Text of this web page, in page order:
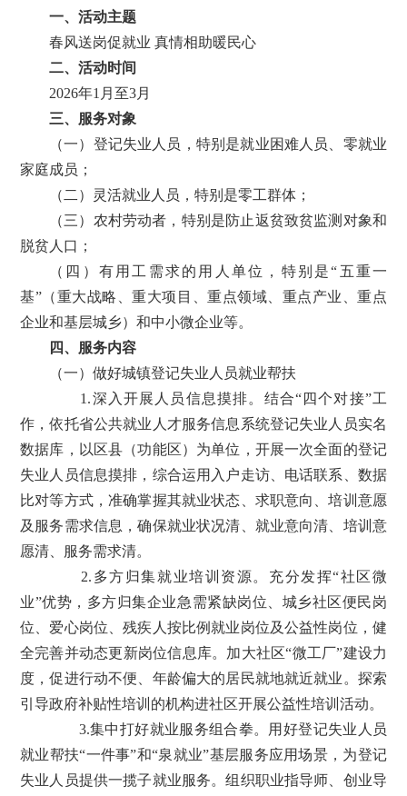
一、活动主题
春风送岗促就业 真情相助暖民心
二、活动时间
2026年1月至3月
三、服务对象
（一）登记失业人员，特别是就业困难人员、零就业
家庭成员；
（二）灵活就业人员，特别是零工群体；
（三）农村劳动者，特别是防止返贫致贫监测对象和
脱贫人口；
（四）有用工需求的用人单位，特别是“五重一
基”（重大战略、重大项目、重点领域、重点产业、重点
企业和基层城乡）和中小微企业等。
四、服务内容
（一）做好城镇登记失业人员就业帮扶
1.深入开展人员信息摸排。结合“四个对接”工
作，依托省公共就业人才服务信息系统登记失业人员实名
数据库，以区县（功能区）为单位，开展一次全面的登记
失业人员信息摸排，综合运用入户走访、电话联系、数据
比对等方式，准确掌握其就业状态、求职意向、培训意愿
及服务需求信息，确保就业状况清、就业意向清、培训意
愿清、服务需求清。
2.多方归集就业培训资源。充分发挥“社区微
业”优势，多方归集企业急需紧缺岗位、城乡社区便民岗
位、爱心岗位、残疾人按比例就业岗位及公益性岗位，健
全完善并动态更新岗位信息库。加大社区“微工厂”建设力
度，促进行动不便、年龄偏大的居民就地就近就业。探索
引导政府补贴性培训的机构进社区开展公益性培训活动。
3.集中打好就业服务组合拳。用好登记失业人员
就业帮扶“一件事”和“泉就业”基层服务应用场景，为登记
失业人员提供一揽子就业服务。组织职业指导师、创业导